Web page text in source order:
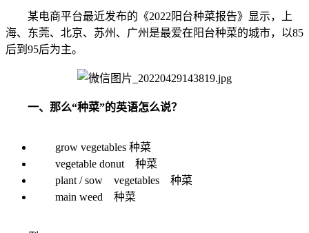
某电商平台最近发布的《2022阳台种菜报告》显示，上
海、东莞、北京、苏州、广州是最爱在阳台种菜的城市，以85
后到95后为主。
一、那么“种菜”的英语怎么说？
grow vegetables 种菜
vegetable donut 种菜
plant / sow vegetables 种菜
main weed 种菜